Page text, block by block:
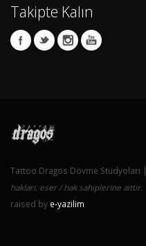
Takipte Kalın
Tattoo Dragos Dövme Stüdyoları |
hakları, eser / hak sahiplerine aittir.
raised by e-yazilim